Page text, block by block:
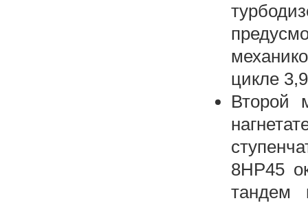
цикле
Второй
8HP45
тандем